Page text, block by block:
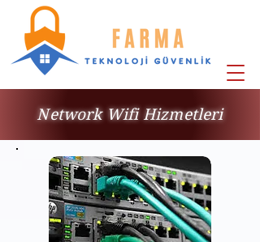
Network Wifi Hizmetleri